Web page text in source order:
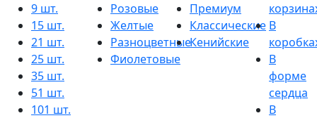
9 шт.
15 шт.
21 шт.
25 шт.
35 шт.
51 шт.
101 шт.
Розовые
Желтые
Разноцветные
Фиолетовые
Премиум
Классические
Кенийские
В
В
форме
сердца
В